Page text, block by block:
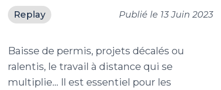
Replay Publié le 13 Juin 2023
Baisse de permis, projets décalés ou
ralentis, le travail à distance qui se
multiplie… Il est essentiel pour les